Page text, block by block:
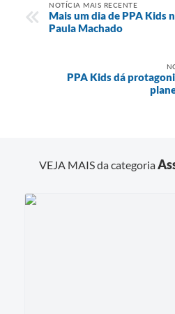
NOTÍCIA MAIS RECENTE
Mais um dia de PPA Kids
Paula Machado
PPA Kids dá
VEJA MAIS da categoria